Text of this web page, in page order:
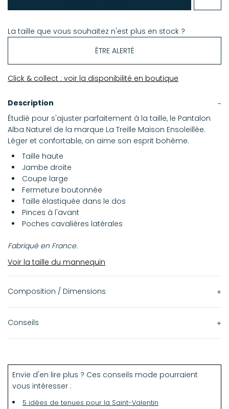
La taille que vous souhaitez n'est plus en stock ?
ÊTRE ALERTÉ
Click & collect : voir la disponibilité en boutique
Description
Étudié pour s'ajuster parfaitement à la taille, le Pantalon
Alba Naturel de la marque La Treille Maison Ensoleillée.
Léger et confortable, on aime son esprit bohème.
Taille haute
Jambe droite
Coupe large
Fermeture boutonnée
Taille élastiquée dans le dos
Pinces à l'avant
Poches cavalières latérales
Fabriqué en France.
Voir la taille du mannequin
Composition / Dimensions
100% Ramie
Conseils
Blanchiment interdit
Repassage 150°C max
Séchage tambour interdit
Nettoyage sec autorisé
Envie d'en lire plus ? Ces conseils mode pourraient
vous intéresser :
5 idées de tenues pour la Saint-Valentin